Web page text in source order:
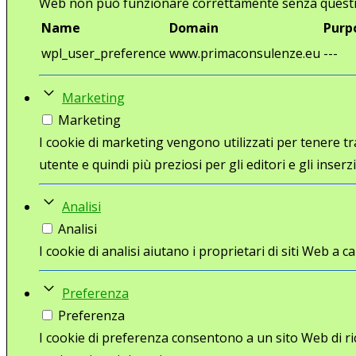
Name
Domain
wpl_user_preference www.primaconsulenze.eu ---
Marketing
Marketing
I cookie di marketing vengono utilizzati per tenere
utente e quindi più preziosi per gli editori e gli
Analisi
Analisi
I cookie di analisi aiutano i proprietari di siti Web a
Preferenza
Preferenza
I cookie di preferenza consentono a un sito Web di